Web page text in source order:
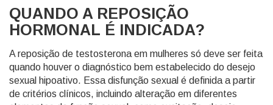
QUANDO A REPOSIÇÃO
HORMONAL É INDICADA?
A reposição de testosterona em mulheres só deve ser feita
quando houver o diagnóstico bem estabelecido do desejo
sexual hipoativo. Essa disfunção sexual é definida a partir
de critérios clínicos, incluindo alteração em diferentes